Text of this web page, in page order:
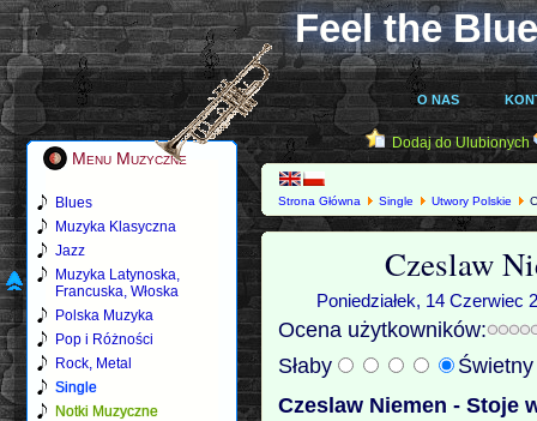
Feel the
O NAS
Menu Muzyczne
Blues
Muzyka Klasyczna
Jazz
Muzyka Latynoska,
Francuska, Włoska
Polska Muzyka
Pop i Różności
Rock, Metal
Single
Notki Muzyczne
Dodaj do Ulubionych
Strona Główna Single Utwory Polskie
Czeslaw
Poniedziałek, 14
Ocena użytkowników:
Słaby
Czeslaw Niemen - Stoje